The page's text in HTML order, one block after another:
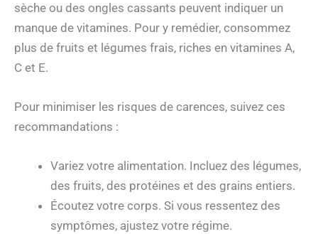
sèche ou des ongles cassants peuvent indiquer un
manque de vitamines. Pour y remédier, consommez
plus de fruits et légumes frais, riches en vitamines A,
C et E.
Pour minimiser les risques de carences, suivez ces
recommandations :
Variez votre alimentation. Incluez des légumes,
des fruits, des protéines et des grains entiers.
Écoutez votre corps. Si vous ressentez des
symptômes, ajustez votre régime.